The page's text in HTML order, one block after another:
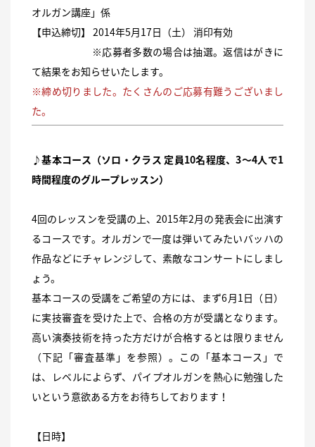
オルガン講座」係
【申込締切】 2014年5月17日（土） 消印有効
※応募者多数の場合は抽選。返信はがきに
て結果をお知らせいたします。
※締め切りました。たくさんのご応募有難うございまし
た。
♪基本コース（ソロ・クラス 定員10名程度、3〜4人で1
時間程度のグループレッスン）
4回のレッスンを受講の上、2015年2月の発表会に出演す
るコースです。オルガンで一度は弾いてみたいバッハの
作品などにチャレンジして、素敵なコンサートにしまし
ょう。
基本コースの受講をご希望の方には、まず6月1日（日）
に実技審査を受けた上で、合格の方が受講となります。
高い演奏技術を持った方だけが合格するとは限りません
（下記「審査基準」を参照）。この「基本コース」で
は、レベルによらず、パイプオルガンを熱心に勉強した
いという意欲ある方をお待ちしております！
【日時】